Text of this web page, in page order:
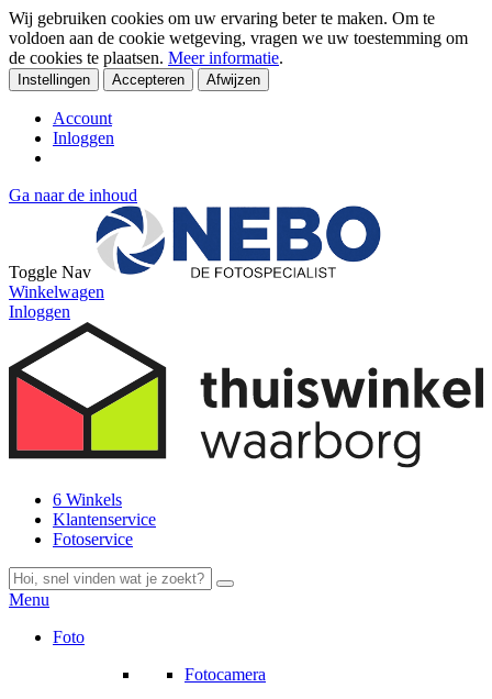
Wij gebruiken cookies om uw ervaring beter te maken. Om te
voldoen aan de cookie wetgeving, vragen we uw toestemming om
de cookies te plaatsen. Meer informatie.
Instellingen Accepteren Afwijzen
Account
Inloggen
Ga naar de inhoud
Toggle Nav
Winkelwagen
Inloggen
6 Winkels
Klantenservice
Fotoservice
Menu
Foto
Fotocamera